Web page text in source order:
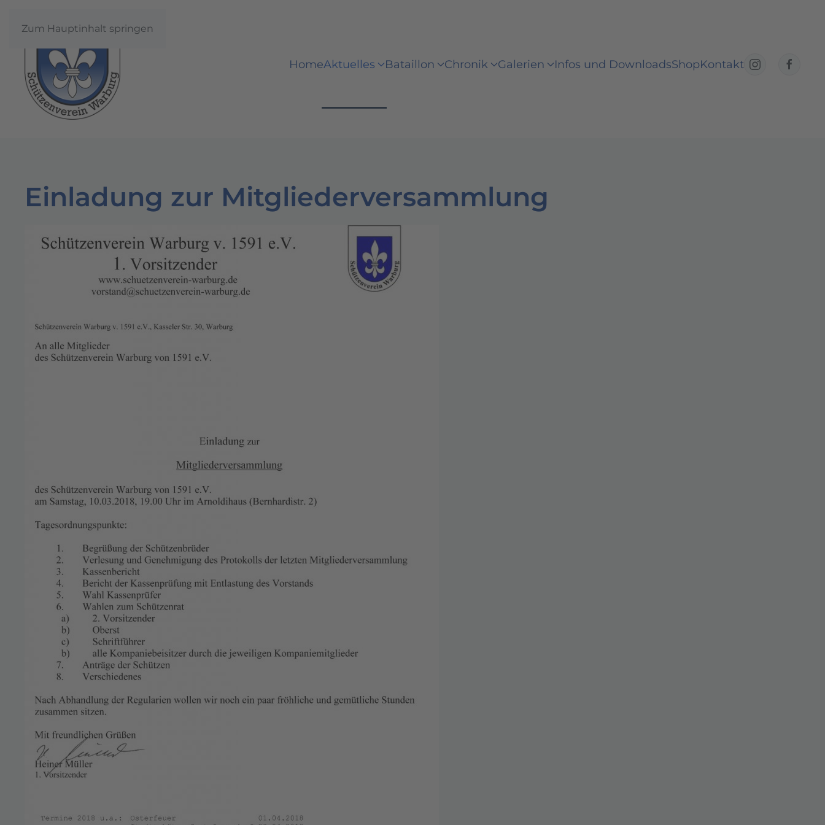
Zum Hauptinhalt springen
HomeAktuelles Bataillon Chronik Galerien Infos und DownloadsShopKontakt
Einladung zur Mitgliederversammlung